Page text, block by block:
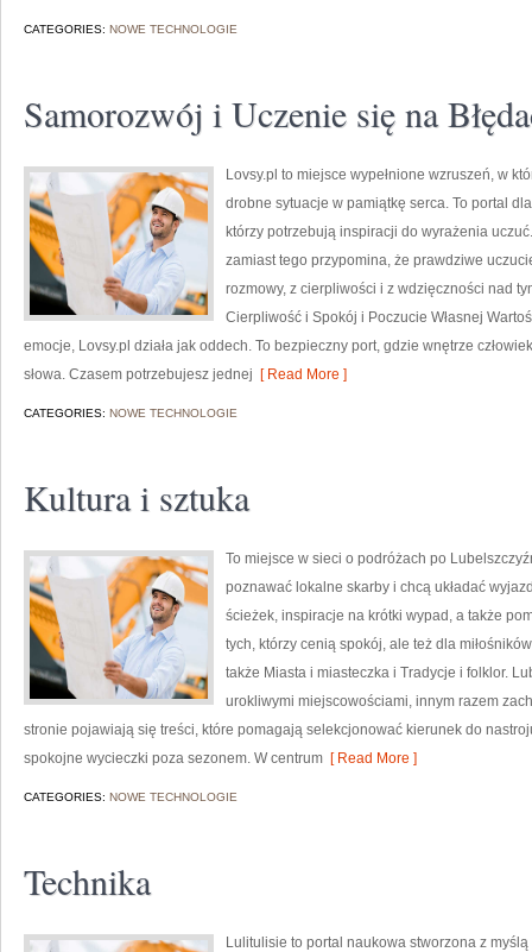
CATEGORIES: NOWE TECHNOLOGIE
Samorozwój i Uczenie się na
Lovsy.pl to miejsce wypełnione wzruszeń, w
drobne sytuacje w pamiątkę serca. To portal
którzy potrzebują inspiracji do wyrażenia
zamiast tego przypomina, że prawdziwe
rozmowy, z cierpliwości i z wdzięczności nad
Cierpliwość i Spokój i Poczucie Własnej
emocje, Lovsy.pl działa jak oddech. To bezpieczny port, gdzie wnętrze
słowa. Czasem potrzebujesz jednej [ Read More ]
CATEGORIES: NOWE TECHNOLOGIE
Kultura i sztuka
To miejsce w sieci o podróżach po
poznawać lokalne skarby i chcą układać
ścieżek, inspiracje na krótki wypad, a także
tych, którzy cenią spokój, ale też dla
także Miasta i miasteczka i Tradycje i folklor.
urokliwymi miejscowościami, innym razem
stronie pojawiają się treści, które pomagają selekcjonować kierunek do
spokojne wycieczki poza sezonem. W centrum [ Read More ]
CATEGORIES: NOWE TECHNOLOGIE
Technika
Lulitulisie to portal naukowa stworzona z